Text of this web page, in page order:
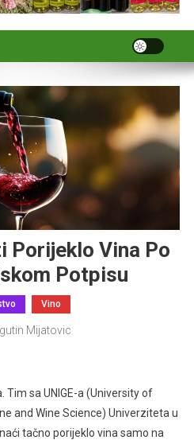
Porijeklo Vina Po
Potpisu
Vino
Mijatovic
Tim sa UNIGE-a (University of
and Wine Science) Univerziteta u
tačno porijeklo vina samo na